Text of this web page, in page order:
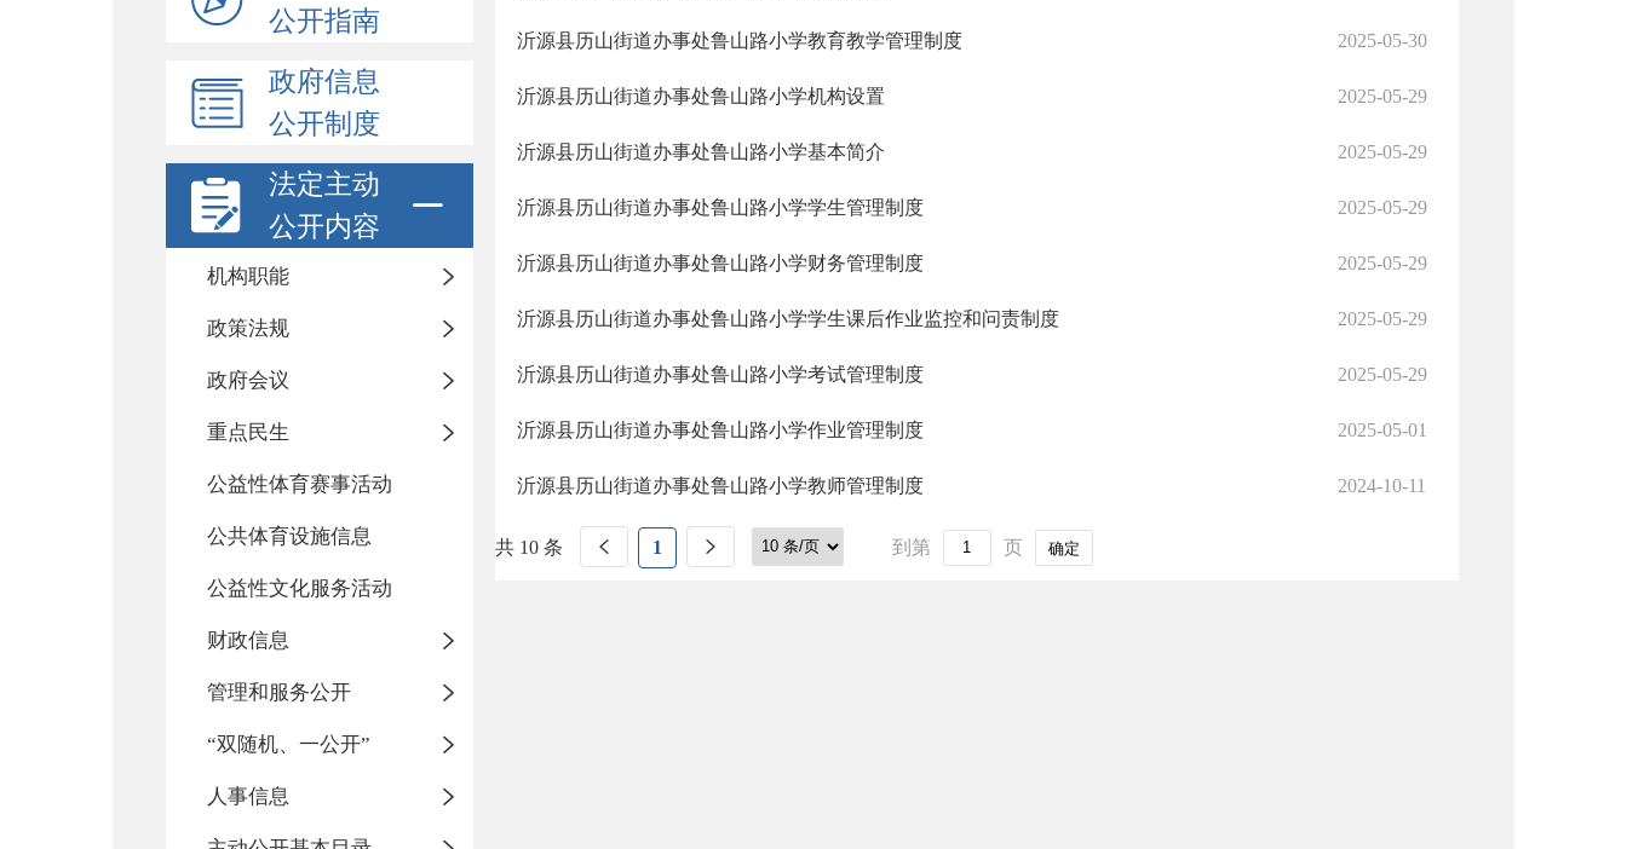
公开指南
政府信息
公开制度
法定主动
公开内容
机构职能
政策法规
政府会议
重点民生
公益性体育赛事活动
公共体育设施信息
公益性文化服务活动
财政信息
管理和服务公开
“双随机、一公开”
人事信息
沂源县历山街道办事处鲁山路小学教育教学管理制度 2025-05-30
沂源县历山街道办事处鲁山路小学机构设置 2025-05-29
沂源县历山街道办事处鲁山路小学基本简介 2025-05-29
沂源县历山街道办事处鲁山路小学学生管理制度 2025-05-29
沂源县历山街道办事处鲁山路小学财务管理制度 2025-05-29
沂源县历山街道办事处鲁山路小学学生课后作业监控和问责制度 2025-05-29
沂源县历山街道办事处鲁山路小学考试管理制度 2025-05-29
沂源县历山街道办事处鲁山路小学作业管理制度 2025-05-01
沂源县历山街道办事处鲁山路小学教师管理制度 2024-10-11
共 10 条 1 到第 页 确定